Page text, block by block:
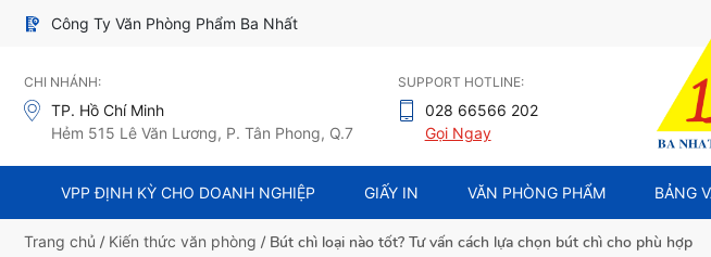
Công Ty Văn Phòng Phẩm Ba Nhất
CHI NHÁNH:
TP. Hồ Chí Minh
Hẻm 515 Lê Văn Lương, P. Tân Phong, Q.7
SUPPORT HOTLINE:
028 66566 202
Gọi Ngay
VPP ĐỊNH KỲ CHO DOANH NGHIỆP GIẤY IN VĂN PHÒNG PHẨM BẢNG
Trang chủ / Kiến thức văn phòng / Bút chì loại nào tốt? Tư vấn cách lựa chọn bút chì cho phù hợp